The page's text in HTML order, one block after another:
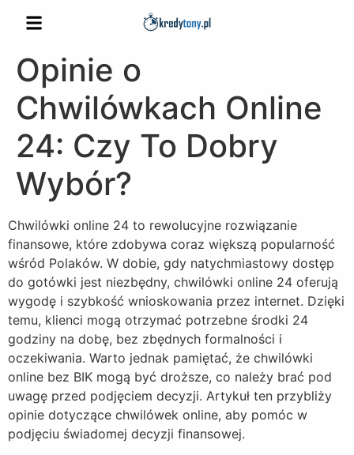
Opinie o
Chwilówkach Online
24: Czy To Dobry
Wybór?
Chwilówki online 24 to rewolucyjne rozwiązanie
finansowe, które zdobywa coraz większą popularność
wśród Polaków. W dobie, gdy natychmiastowy dostęp
do gotówki jest niezbędny, chwilówki online 24 oferują
wygodę i szybkość wnioskowania przez internet. Dzięki
temu, klienci mogą otrzymać potrzebne środki 24
godziny na dobę, bez zbędnych formalności i
oczekiwania. Warto jednak pamiętać, że chwilówki
online bez BIK mogą być droższe, co należy brać pod
uwagę przed podjęciem decyzji. Artykuł ten przybliży
opinie dotyczące chwilówek online, aby pomóc w
podjęciu świadomej decyzji finansowej.